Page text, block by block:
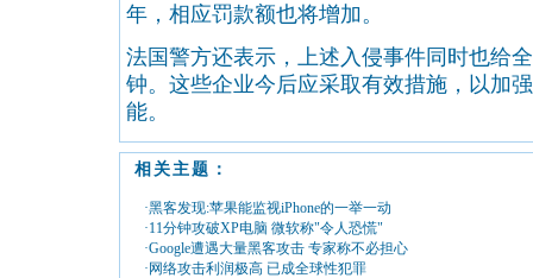
年，相应罚款额也将增加。
法国警方还表示，上述入侵事件同时也给
钟。这些企业今后应采取有效措施，以加
能。
相关主题：
·黑客发现:苹果能监视iPhone的一举一动
·11分钟攻破XP电脑 微软称"令人恐慌"
·Google遭遇大量黑客攻击 专家称不必担心
·网络攻击利润极高 已成全球性犯罪